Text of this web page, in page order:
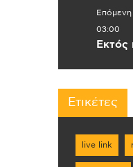
03:00
Εκτός
Ετικέτες
live link